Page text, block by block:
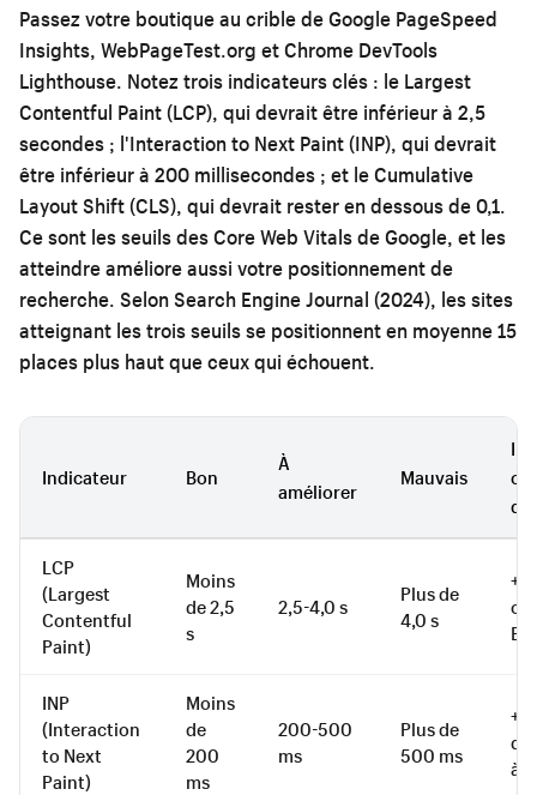
Passez votre boutique au crible de Google PageSpeed
Insights, WebPageTest.org et Chrome DevTools
Lighthouse. Notez trois indicateurs clés : le Largest
Contentful Paint (LCP), qui devrait être inférieur à 2,5
secondes ; l'Interaction to Next Paint (INP), qui devrait
être inférieur à 200 millisecondes ; et le Cumulative
Layout Shift (CLS), qui devrait rester en dessous de 0,1.
Ce sont les seuils des Core Web Vitals de Google, et les
atteindre améliore aussi votre positionnement de
recherche. Selon Search Engine Journal (2024), les sites
atteignant les trois seuils se positionnent en moyenne 15
places plus haut que ceux qui échouent.
Indicateur Bon
À
améliorer
Mauvais
LCP
(Largest
Contentful
Paint)
Moins
de 2,5
s
2,5-4,0 s
Plus de
4,0 s
INP
(Interaction
to Next
Paint)
Moins
de
200
ms
200-500
ms
Plus de
500 ms
à